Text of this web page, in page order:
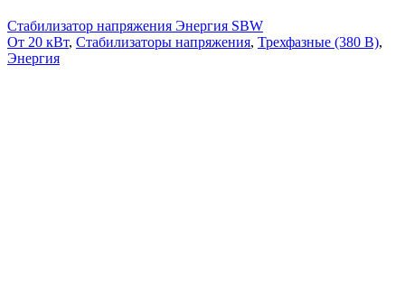
Стабилизатор напряжения Энергия SBW
От 20 кВт, Стабилизаторы напряжения, Трехфазные (380 В),
Энергия